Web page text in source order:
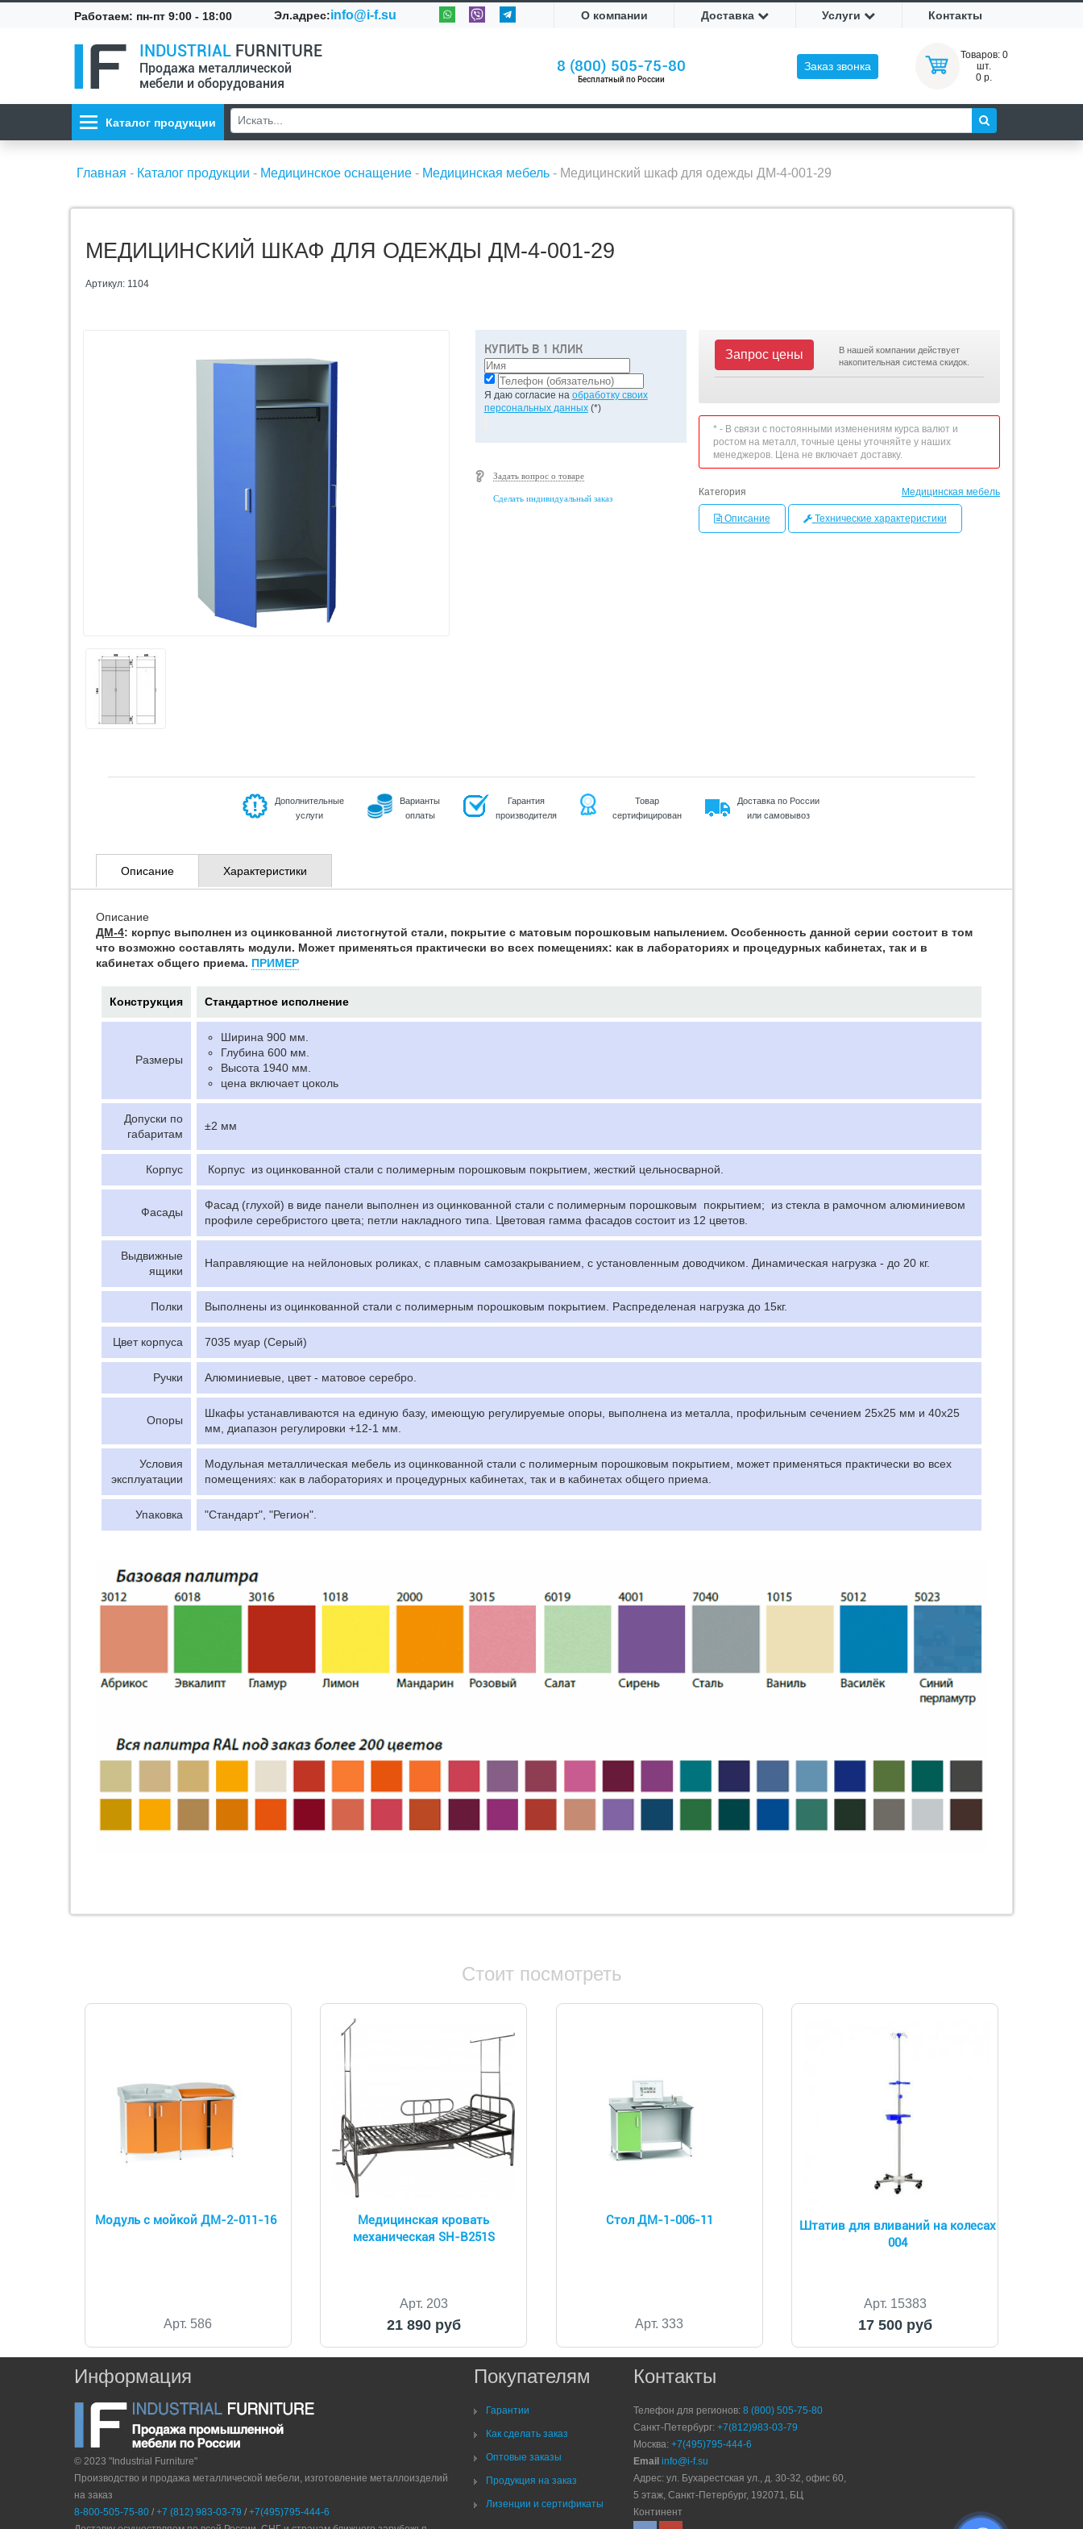
Работаем: пн-пт 9:00 - 18:00 Эл.адрес:info@i-f.su О компании Доставка Услуги Контакты
INDUSTRIAL FURNITURE
Продажа металлической
мебели и оборудования
8 (800) 505-75-80
Бесплатный по России
Заказ звонка
Товаров: 0
шт.
0 р.
Каталог продукции
Главная - Каталог продукции - Медицинское оснащение - Медицинская мебель - Медицинский шкаф для одежды ДМ-4-001-29
МЕДИЦИНСКИЙ ШКАФ ДЛЯ ОДЕЖДЫ ДМ-4-001-29
Артикул: 1104
КУПИТЬ В 1 КЛИК
Я даю согласие на обработку своих
персональных данных(*)
Задать вопрос о товаре
Сделать индивидуальный заказ
Запрос цены
В нашей компании действует
накопительная система скидок.
* - В связи с постоянными изменениям курса валют и
ростом на металл, точные цены уточняйте у наших
менеджеров. Цена не включает доставку.
Категория Медицинская мебель
Описание Технические характеристики
Дополнительные
услуги
Варианты
оплаты
Гарантия
производителя
Товар
сертифицирован
Доставка по России
или самовывоз
Описание Характеристики
Описание
ДМ-4: корпус выполнен из оцинкованной листогнутой стали, покрытие с матовым порошковым напылением. Особенность данной серии состоит в том
что возможно составлять модули. Может применяться практически во всех помещениях: как в лабораториях и процедурных кабинетах, так и в
кабинетах общего приема. ПРИМЕР
Конструкция Стандартное исполнение
Размеры
Ширина 900 мм.
Глубина 600 мм.
Высота 1940 мм.
цена включает цоколь
Допуски по
габаритам
±2 мм
Корпус Корпус из оцинкованной стали с полимерным порошковым покрытием, жесткий цельносварной.
Фасады
Фасад (глухой) в виде панели выполнен из оцинкованной стали с полимерным порошковым покрытием; из стекла в рамочном алюминиевом
профиле серебристого цвета; петли накладного типа. Цветовая гамма фасадов состоит из 12 цветов.
Выдвижные
ящики
Направляющие на нейлоновых роликах, с плавным самозакрыванием, с установленным доводчиком. Динамическая нагрузка - до 20 кг.
Полки Выполнены из оцинкованной стали с полимерным порошковым покрытием. Распределеная нагрузка до 15кг.
Цвет корпуса 7035 муар (Серый)
Ручки Алюминиевые, цвет - матовое серебро.
Опоры
Шкафы устанавливаются на единую базу, имеющую регулируемые опоры, выполнена из металла, профильным сечением 25х25 мм и 40х25
мм, диапазон регулировки +12-1 мм.
Условия
эксплуатации
Модульная металлическая мебель из оцинкованной стали с полимерным порошковым покрытием, может применяться практически во всех
помещениях: как в лабораториях и процедурных кабинетах, так и в кабинетах общего приема.
Упаковка "Стандарт", "Регион".
Стоит посмотреть
Модуль с мойкой ДМ-2-011-16
Арт. 586
Медицинская кровать
механическая SH-B251S
Арт. 203
21 890 руб
Стол ДМ-1-006-11
Арт. 333
Штатив для вливаний на колесах
004
Арт. 15383
17 500 руб
Информация
© 2023 "Industrial Furniture"
Производство и продажа металлической мебели, изготовление металлоизделий
на заказ
8-800-505-75-80 / +7 (812) 983-03-79 / +7(495)795-444-6
Покупателям
Гарантии
Как сделать заказ
Оптовые заказы
Продукция на заказ
Лизенции и сертификаты
Контакты
Телефон для регионов:8 (800) 505-75-80
Санкт-Петербург:+7(812)983-03-79
Москва:+7(495)795-444-6
Email info@i-f.su
Адрес: ул. Бухарестская ул., д. 30-32, офис 60,
5 этаж, Санкт-Петербург, 192071, БЦ
Континент